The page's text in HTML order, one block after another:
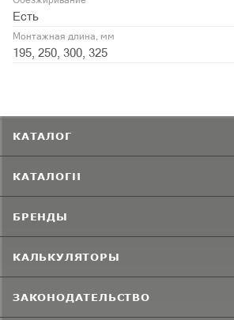
Есть
Монтажная длина, мм
195, 250, 300, 325
КАТАЛОГ
КАТАЛОГИ
БРЕНДЫ
КАЛЬКУЛЯТОРЫ
ЗАКОНОДАТЕЛЬСТВО